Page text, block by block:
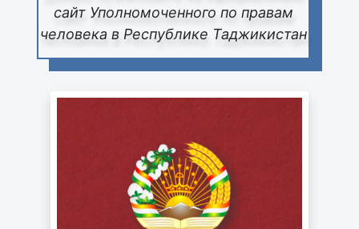
сайт Уполномоченного по правам
человека в Республике Таджикистан